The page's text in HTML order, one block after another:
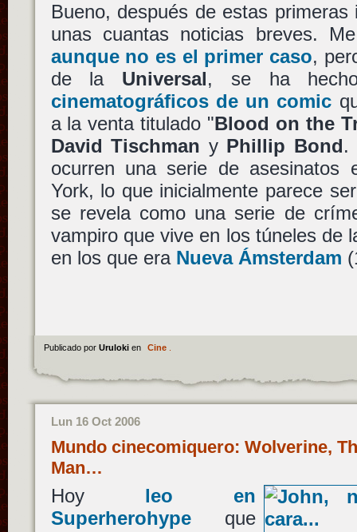
Bueno, después de estas
unas cuantas noticias breves.
aunque no es el primer caso,
de la Universal, se ha
cinematográficos de un comic
a la venta titulado "Blood on the
David Tischman y Phillip Bond.
ocurren una serie de asesinatos
York, lo que inicialmente parece
se revela como una serie de
vampiro que vive en los túneles de
en los que era Nueva Ámsterdam
Publicado por Uruloki en Cine.
Lun 16 Oct 2006
Mundo cinecomiquero: Wolverine,
Man…
Hoy leo en
Superherohypeque